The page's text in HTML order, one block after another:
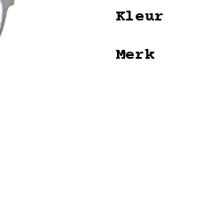
Kleur
Merk